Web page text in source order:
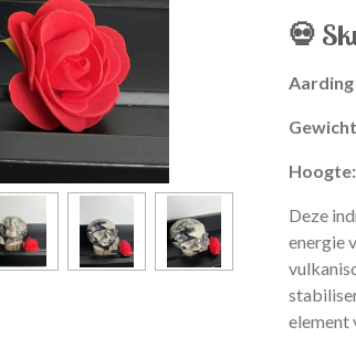
💀
Deze
energie
element